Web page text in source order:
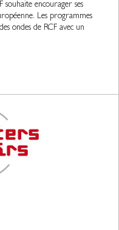
encourager ses
Les programmes
ondes de RCF avec un